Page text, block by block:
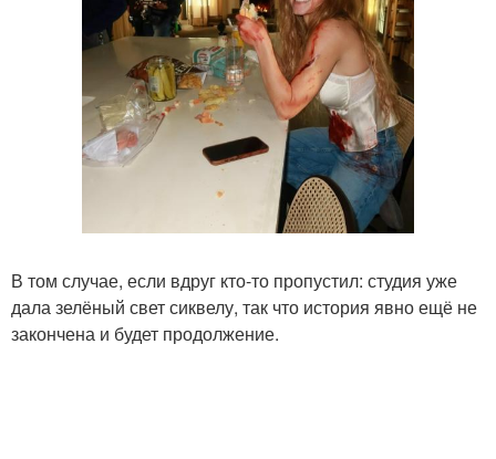
В том случае, если вдруг кто-то пропустил: студия уже
дала зелёный свет сиквелу, так что история явно ещё не
закончена и будет продолжение.